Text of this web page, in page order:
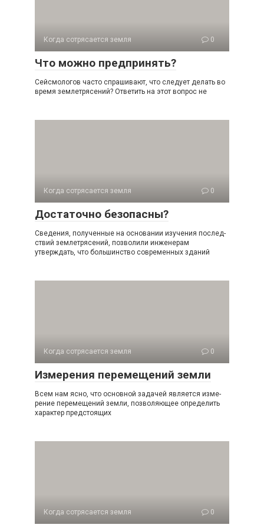
Когда сотрясается земля 0
Что можно предпринять?
Сейсмологов часто спрашивают, что следует делать во
время землетрясений? Ответить на этот вопрос не
Когда сотрясается земля 0
Достаточно безопасны?
Сведения, полученные на основании изучения послед­
ствий землетрясений, позволили инженерам
утверждать, что большинство современных зданий
Когда сотрясается земля 0
Измерения перемещений земли
Всем нам ясно, что основной задачей является изме­
рение перемещений земли, позволяющее определить
ха­рактер предстоящих
Когда сотрясается земля 0